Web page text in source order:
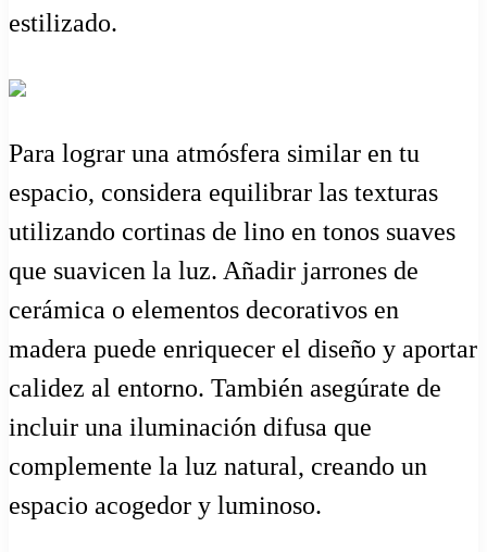
estilizado.
Para lograr una atmósfera similar en tu
espacio, considera equilibrar las texturas
utilizando cortinas de lino en tonos suaves
que suavicen la luz. Añadir jarrones de
cerámica o elementos decorativos en
madera puede enriquecer el diseño y aportar
calidez al entorno. También asegúrate de
incluir una iluminación difusa que
complemente la luz natural, creando un
espacio acogedor y luminoso.